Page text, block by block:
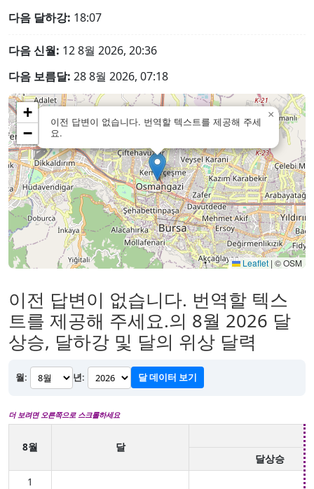
다음 달하강: 18:07
다음 신월: 12 8월 2026, 20:36
다음 보름달: 28 8월 2026, 07:18
이전 답변이 없습니다. 번역할 텍스트를 제공해 주세
요.
×
+
−
Leaflet | © OSM
이전 답변이 없습니다. 번역할 텍스
트를 제공해 주세요.의 8월 2026 달
상승, 달하강 및 달의 위상 달력
월: 년: 달 데이터 보기
더 보려면 오른쪽으로 스크롤하세요
8월
달
달상승
1